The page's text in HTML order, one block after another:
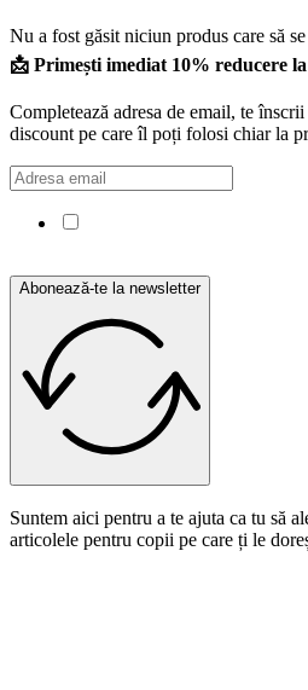
Nu a fost găsit niciun produs care să
📩 Primești imediat 10% reducere
Completează adresa de email, te
discount pe care îl poți folosi chiar la
Abonează-te la newsletter
Suntem aici pentru a te ajuta ca tu să
articolele pentru copii pe care ți le